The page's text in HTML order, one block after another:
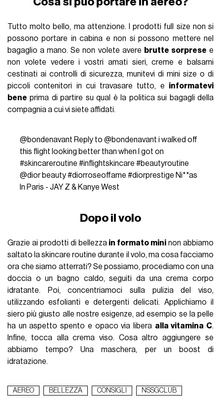
Tutto molto bello, ma attenzione. I prodotti full size non si
possono portare in cabina e non si possono mettere nel
bagaglio a mano. Se non volete avere brutte sorprese e
non volete vedere i vostri amati sieri, creme e balsami
cestinati ai controlli di sicurezza, munitevi di mini size o di
piccoli contenitori in cui travasare tutto, e informatevi
bene prima di partire su qual è la politica sui bagagli della
compagnia a cui vi siete affidati.
@bondenavant Reply to @bondenavant i walked off
this flight looking better than when I got on
#skincareroutine #inflightskincare #beautyroutine
@dior beauty#diorroseoffame #diorprestige Ni**as
In Paris - JAY Z & Kanye West
Dopo il volo
Grazie ai prodotti di bellezza in formato mini non abbiamo
saltato la skincare routine durante il volo, ma cosa facciamo
ora che siamo atterrati? Se possiamo, procediamo con una
doccia o un bagno caldo, seguiti da una crema corpo
idratante. Poi, concentriamoci sulla pulizia del viso,
utilizzando esfolianti e detergenti delicati. Applichiamo il
siero più giusto alle nostre esigenze, ad esempio se la pelle
ha un aspetto spento e opaco via libera alla vitamina C.
Infine, tocca alla crema viso. Cosa altro aggiungere se
abbiamo tempo? Una maschera, per un boost di
idratazione.
AEREO BELLEZZA CONSIGLI
NSSGCLUB